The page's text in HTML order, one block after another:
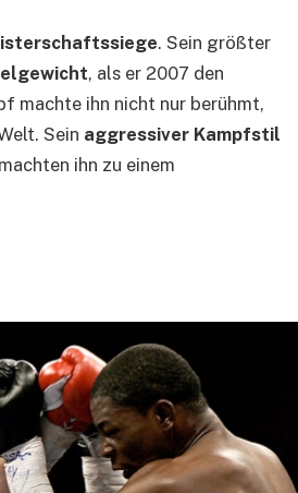
. Sein größter
, als er 2007 den
machte ihn nicht nur berühmt,
Sein aggressiver Kampfstil
ihn zu einem